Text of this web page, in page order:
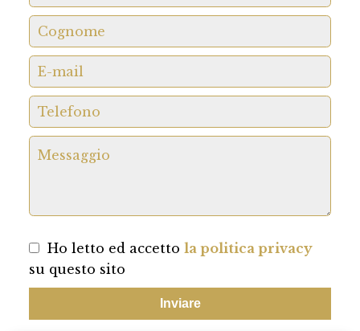
Ho letto ed accetto la politica privacy
su questo sito
Inviare